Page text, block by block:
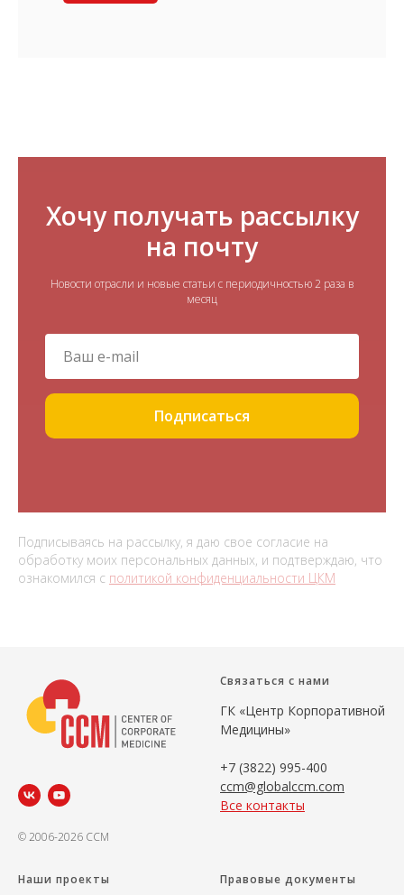
Хочу получать рассылку
на почту
Новости отрасли и новые статьи с периодичностью 2 раза в
месяц
Подписаться
Подписываясь на рассылку, я даю свое согласие на
обработку моих персональных данных, и подтверждаю, что
ознакомился с политикой конфиденциальности ЦКМ
© 2006-2026 CCM
Связаться с нами
ГК «Центр Корпоративной
Медицины»
+7 (3822) 995-400
ccm@globalccm.com
Все контакты
Наши проекты Правовые документы